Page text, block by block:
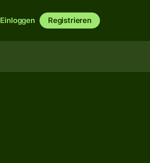
Einloggen Registrieren